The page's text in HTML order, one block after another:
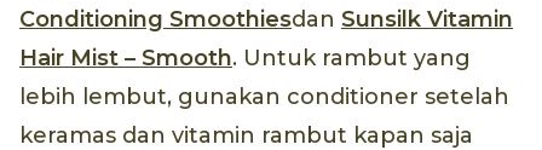
Conditioning Smoothiesdan Sunsilk Vitamin
Hair Mist – Smooth. Untuk rambut yang
lebih lembut, gunakan conditioner setelah
keramas dan vitamin rambut kapan saja